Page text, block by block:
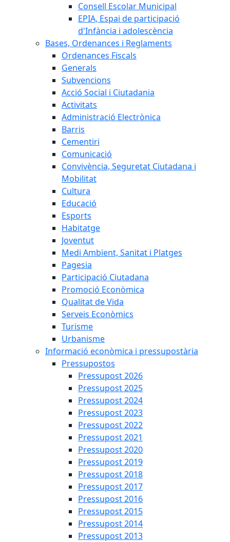
Consell Escolar Municipal
EPIA, Espai de participació
d'Infància i adolescència
Bases, Ordenances i Reglaments
Ordenances Fiscals
Generals
Subvencions
Acció Social i Ciutadania
Activitats
Administració Electrònica
Barris
Cementiri
Comunicació
Convivència, Seguretat Ciutadana i
Mobilitat
Cultura
Educació
Esports
Habitatge
Joventut
Medi Ambient, Sanitat i Platges
Pagesia
Participació Ciutadana
Promoció Econòmica
Qualitat de Vida
Serveis Econòmics
Turisme
Urbanisme
Informació econòmica i pressupostària
Pressupostos
Pressupost 2026
Pressupost 2025
Pressupost 2024
Pressupost 2023
Pressupost 2022
Pressupost 2021
Pressupost 2020
Pressupost 2019
Pressupost 2018
Pressupost 2017
Pressupost 2016
Pressupost 2015
Pressupost 2014
Pressupost 2013